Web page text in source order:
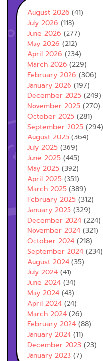
August 2026 (41)
July 2026 (118)
June 2026 (277)
May 2026 (212)
April 2026 (234)
March 2026 (229)
February 2026 (306)
January 2026 (197)
December 2025 (249)
November 2025 (270)
October 2025 (281)
September 2025 (294)
August 2025 (364)
July 2025 (369)
June 2025 (445)
May 2025 (392)
April 2025 (351)
March 2025 (389)
February 2025 (312)
January 2025 (329)
December 2024 (224)
November 2024 (321)
October 2024 (218)
September 2024 (234)
August 2024 (35)
July 2024 (41)
June 2024 (34)
May 2024 (43)
April 2024 (24)
March 2024 (26)
February 2024 (88)
January 2024 (11)
December 2023 (23)
January 2023 (7)